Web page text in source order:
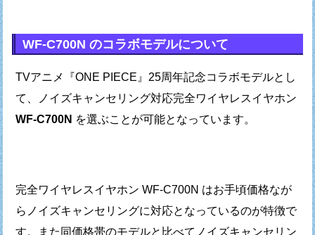
WF-C700N のコラボモデルについて
TVアニメ『ONE PIECE』25周年記念コラボモデルとし
て、
ノイズキャンセリング対応完全ワイヤレスイヤホン
WF-C700N を選ぶことが可能となっています。
完全ワイヤレスイヤホン WF-C700N はお手頃価格なが
ら ノイズキャンセリングに対応となっているのが特徴で
す。
また同価格帯のモデルと比べてノイズキャンセリン